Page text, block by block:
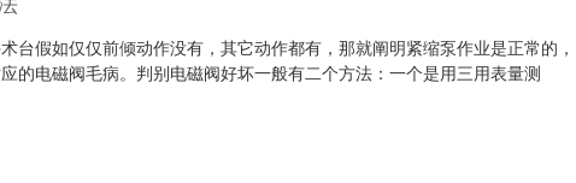
台假如仅仅前倾动作没有，其它动作都有，那就阐明紧缩泵作业是正常的，
的电磁阀毛病。判别电磁阀好坏一般有二个方法：一个是用三用表量测